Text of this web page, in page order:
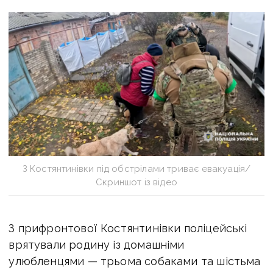
З Костянтинівки під обстрілами триває евакуація/
Скриншот із відео
З прифронтової Костянтинівки поліцейські
врятували родину із домашніми
улюбленцями — трьома собаками та шістьма